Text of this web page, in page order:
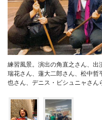
練習風景。演出の角直之さん、
瑞花さん、蓮大二郎さん、松中
也さん、デニス・ビシュニャさん